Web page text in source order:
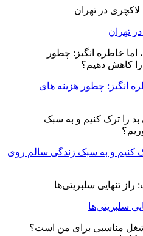
تهران
انگیز: چطور هزینه های
کنیم و به سبک زندگی سالم روی
سلبریتی‌ها